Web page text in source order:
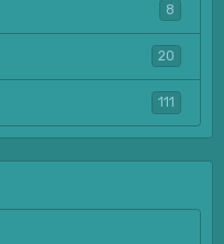
8
20
111